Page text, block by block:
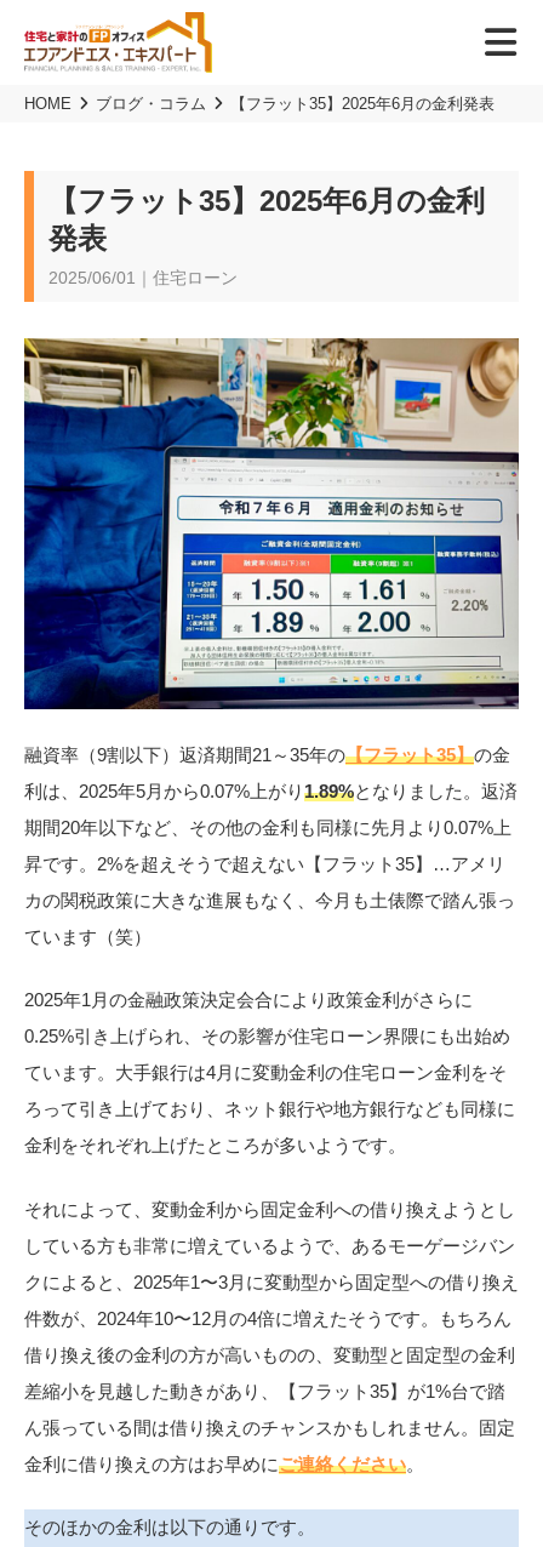
HOME ブログ・コラム 【フラット35】2025年6月の金利発表
【フラット35】2025年6月の金利
発表
2025/06/01｜住宅ローン
融資率（9割以下）返済期間21～35年の【フラット35】の金
利は、2025年5月から0.07%上がり1.89%となりました。返済
期間20年以下など、その他の金利も同様に先月より0.07%上
昇です。2%を超えそうで超えない【フラット35】…アメリ
カの関税政策に大きな進展もなく、今月も土俵際で踏ん張っ
ています（笑）
2025年1月の金融政策決定会合により政策金利がさらに
0.25%引き上げられ、その影響が住宅ローン界隈にも出始め
ています。大手銀行は4月に変動金利の住宅ローン金利をそ
ろって引き上げており、ネット銀行や地方銀行なども同様に
金利をそれぞれ上げたところが多いようです。
それによって、変動金利から固定金利への借り換えようとし
している方も非常に増えているようで、あるモーゲージバン
クによると、2025年1〜3月に変動型から固定型への借り換え
件数が、2024年10〜12月の4倍に増えたそうです。もちろん
借り換え後の金利の方が高いものの、変動型と固定型の金利
差縮小を見越した動きがあり、【フラット35】が1%台で踏
ん張っている間は借り換えのチャンスかもしれません。固定
金利に借り換えの方はお早めにご連絡ください。
そのほかの金利は以下の通りです。